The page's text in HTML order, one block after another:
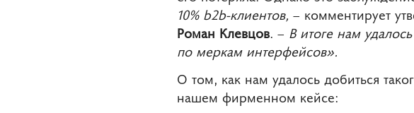
10% b2b-клиентов, – комментирует
Роман Клевцов. – В итоге нам
по меркам интерфейсов».
О том, как нам удалось добиться
нашем фирменном кейсе: